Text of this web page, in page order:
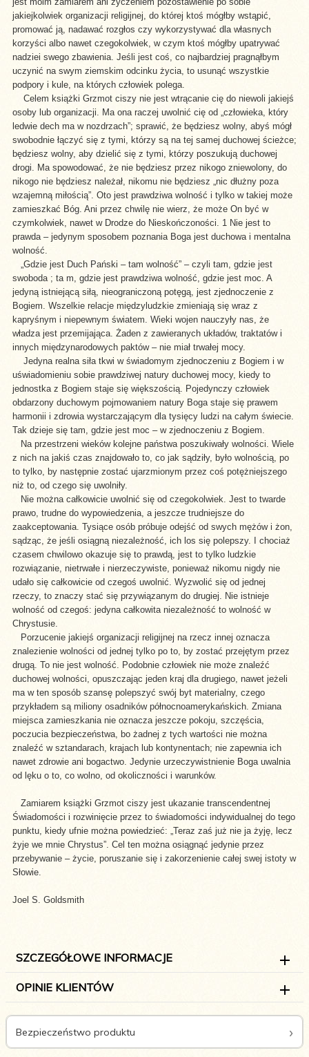
jakiejkolwiek organizacji religijnej, do której ktoś mógłby wstąpić,
promować ją, nadawać rozgłos czy wykorzystywać dla własnych
korzyści albo nawet czegokolwiek, w czym ktoś mógłby upatrywać
nadziei swego zbawienia. Jeśli jest coś, co najbardziej pragnąłbym
uczynić na swym ziemskim odcinku życia, to usunąć wszystkie
podpory i kule, na których człowiek polega.
Celem książki Grzmot ciszy nie jest wtrącanie cię do niewoli jakiejś
osoby lub organizacji. Ma ona raczej uwolnić cię od „człowieka, który
ledwie dech ma w nozdrzach”; sprawić, że będziesz wolny, abyś mógł
swobodnie łączyć się z tymi, którzy są na tej samej duchowej ścieżce;
będziesz wolny, aby dzielić się z tymi, którzy poszukują duchowej
drogi. Ma spowodować, że nie będziesz przez nikogo zniewolony, do
nikogo nie będziesz należał, nikomu nie będziesz „nic dłużny poza
wzajemną miłością”. Oto jest prawdziwa wolność i tylko w takiej może
zamieszkać Bóg. Ani przez chwilę nie wierz, że może On być w
czymkolwiek, nawet w Drodze do Nieskończoności. 1 Nie jest to
prawda – jedynym sposobem poznania Boga jest duchowa i mentalna
wolność.
„Gdzie jest Duch Pański – tam wolność” – czyli tam, gdzie jest
swoboda ; ta m, gdzie jest prawdziwa wolność, gdzie jest moc. A
jedyną istniejącą siłą, nieograniczoną potęgą, jest zjednoczenie z
Bogiem. Wszelkie relacje międzyludzkie zmieniają się wraz z
kapryśnym i niepewnym światem. Wieki wojen nauczyły nas, że
władza jest przemijająca. Żaden z zawieranych układów, traktatów i
innych międzynarodowych paktów – nie miał trwałej mocy.
Jedyna realna siła tkwi w świadomym zjednoczeniu z Bogiem i w
uświadomieniu sobie prawdziwej natury duchowej mocy, kiedy to
jednostka z Bogiem staje się większością. Pojedynczy człowiek
obdarzony duchowym pojmowaniem natury Boga staje się prawem
harmonii i zdrowia wystarczającym dla tysięcy ludzi na całym świecie.
Tak dzieje się tam, gdzie jest moc – w zjednoczeniu z Bogiem.
Na przestrzeni wieków kolejne państwa poszukiwały wolności. Wiele
z nich na jakiś czas znajdowało to, co jak sądziły, było wolnością, po
to tylko, by następnie zostać ujarzmionym przez coś potężniejszego
niż to, od czego się uwolniły.
Nie można całkowicie uwolnić się od czegokolwiek. Jest to twarde
prawo, trudne do wypowiedzenia, a jeszcze trudniejsze do
zaakceptowania. Tysiące osób próbuje odejść od swych mężów i żon,
sądząc, że jeśli osiągną niezależność, ich los się polepszy. I chociaż
czasem chwilowo okazuje się to prawdą, jest to tylko ludzkie
rozwiązanie, nietrwałe i nierzeczywiste, ponieważ nikomu nigdy nie
udało się całkowicie od czegoś uwolnić. Wyzwolić się od jednej
rzeczy, to znaczy stać się przywiązanym do drugiej. Nie istnieje
wolność od czegoś: jedyna całkowita niezależność to wolność w
Chrystusie.
Porzucenie jakiejś organizacji religijnej na rzecz innej oznacza
znalezienie wolności od jednej tylko po to, by zostać przejętym przez
drugą. To nie jest wolność. Podobnie człowiek nie może znaleźć
duchowej wolności, opuszczając jeden kraj dla drugiego, nawet jeżeli
ma w ten sposób szansę polepszyć swój byt materialny, czego
przykładem są miliony osadników północnoamerykańskich. Zmiana
miejsca zamieszkania nie oznacza jeszcze pokoju, szczęścia,
poczucia bezpieczeństwa, bo żadnej z tych wartości nie można
znaleźć w sztandarach, krajach lub kontynentach; nie zapewnia ich
nawet zdrowie ani bogactwo. Jedynie urzeczywistnienie Boga uwalnia
od lęku o to, co wolno, od okoliczności i warunków.
Zamiarem książki Grzmot ciszy jest ukazanie transcendentnej
Świadomości i rozwinięcie przez to świadomości indywidualnej do tego
punktu, kiedy ufnie można powiedzieć: „Teraz zaś już nie ja żyję, lecz
żyje we mnie Chrystus”. Cel ten można osiągnąć jedynie przez
przebywanie – życie, poruszanie się i zakorzenienie całej swej istoty w
Słowie.
Joel S. Goldsmith
SZCZEGÓŁOWE INFORMACJE
OPINIE KLIENTÓW
Bezpieczeństwo produktu